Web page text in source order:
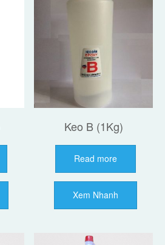
Keo B (1Kg)
Read more
Xem Nhanh